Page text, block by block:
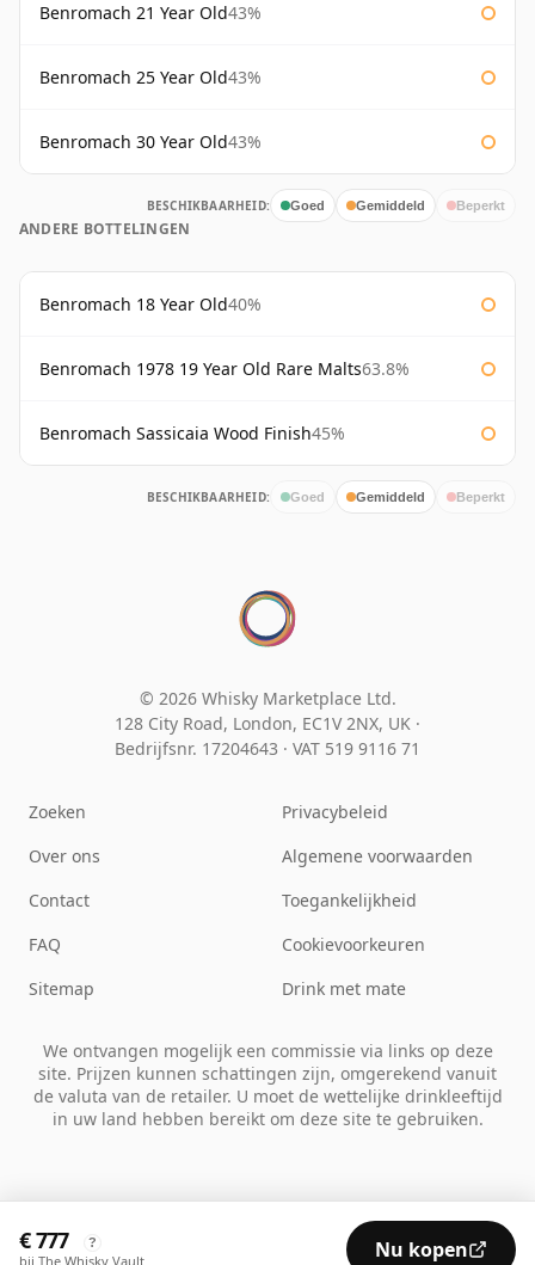
Benromach 21 Year Old43%
Benromach 25 Year Old43%
Benromach 30 Year Old43%
BESCHIKBAARHEID: Goed Gemiddeld Beperkt
ANDERE BOTTELINGEN
Benromach 18 Year Old40%
Benromach 1978 19 Year Old Rare Malts63.8%
Benromach Sassicaia Wood Finish45%
BESCHIKBAARHEID: Goed Gemiddeld Beperkt
€ 777 ?
bij The Whisky Vault Nu kopen
© 2026 Whisky Marketplace Ltd.
128 City Road, London, EC1V 2NX, UK ·
Bedrijfsnr. 17204643 · VAT 519 9116 71
Zoeken
Over ons
Contact
FAQ
Sitemap
Privacybeleid
Algemene voorwaarden
Toegankelijkheid
Cookievoorkeuren
Drink met mate
We ontvangen mogelijk een commissie via links op deze
site. Prijzen kunnen schattingen zijn, omgerekend vanuit
de valuta van de retailer. U moet de wettelijke drinkleeftijd
in uw land hebben bereikt om deze site te gebruiken.